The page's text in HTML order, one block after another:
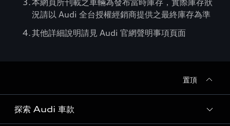
本網頁所刊載之車輛為發布當時庫存，實際庫存狀
況請以 Audi 全台授權經銷商提供之最終庫存為準
其他詳細說明請見 Audi 官網聲明事項頁面
置頂
探索 Audi 車款